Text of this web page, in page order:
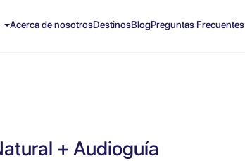
Acerca de nosotrosDestinosBlogPreguntas Frecuentes
+ Audioguía